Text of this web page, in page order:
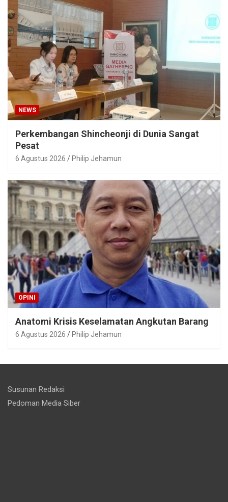
NEWS
Perkembangan Shincheonji di Dunia Sangat
Pesat
6 Agustus 2026 Philip Jehamun
OPINI
Anatomi Krisis Keselamatan Angkutan Barang
6 Agustus 2026 Philip Jehamun
Susunan Redaksi
Pedoman Media Siber